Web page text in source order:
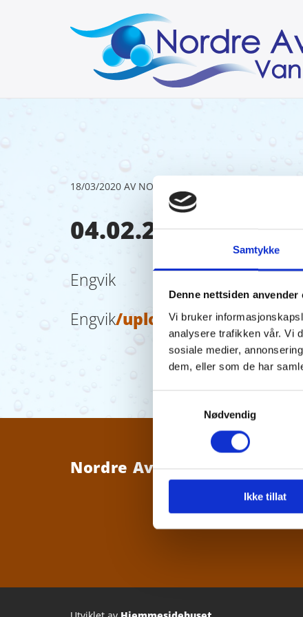
Samtykke
Denne nettsiden anvender
Vi bruker
analysere trafikken vår. Vi
sosiale medier,
dem, eller som de har
Nødvendig
Ikke tillat
18/03/2020 AV NORDRE AVERØY VANNVERK
04.02.20
Engvik
Engvik/uploads/Y2ozc0Vy/
Nordre Averøy Vannverk SA